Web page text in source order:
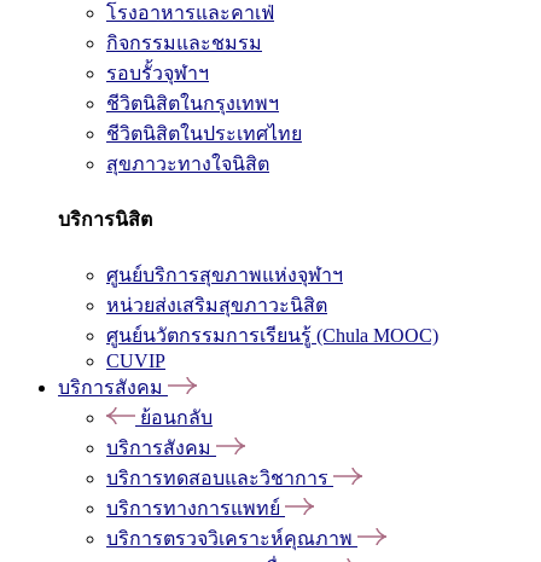
โรงอาหารและคาเฟ่
กิจกรรมและชมรม
รอบรั้วจุฬาฯ
ชีวิตนิสิตในกรุงเทพฯ
ชีวิตนิสิตในประเทศไทย
สุขภาวะทางใจนิสิต
บริการนิสิต
ศูนย์บริการสุขภาพแห่งจุฬาฯ
หน่วยส่งเสริมสุขภาวะนิสิต
ศูนย์นวัตกรรมการเรียนรู้ (Chula MOOC)
CUVIP
บริการสังคม
ย้อนกลับ
บริการสังคม
บริการทดสอบและวิชาการ
บริการทางการแพทย์
บริการตรวจวิเคราะห์คุณภาพ